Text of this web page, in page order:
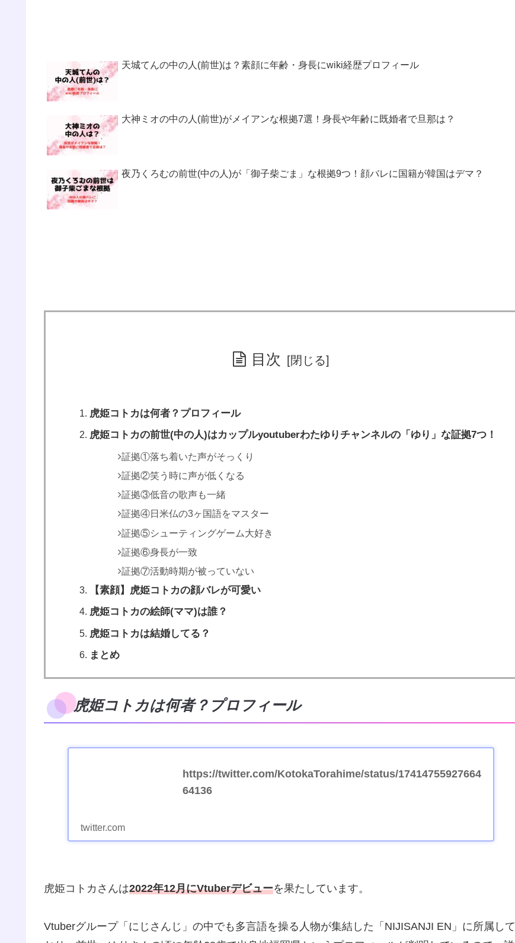
天城てんの中の人(前世)は？素顔に年齢・身長にwiki経歴プロフィール
大神ミオの中の人(前世)がメイアンな根拠7選！身長や年齢に既婚者で旦那は？
夜乃くろむの前世(中の人)が「御子柴ごま」な根拠9つ！顔バレに国籍が韓国はデマ？
目次
虎姫コトカは何者？プロフィール
虎姫コトカの前世(中の人)はカップルyoutuberわたゆりチャンネルの「ゆり」な証拠7つ！
証拠①落ち着いた声がそっくり
証拠②笑う時に声が低くなる
証拠③低音の歌声も一緒
証拠④日米仏の3ヶ国語をマスター
証拠⑤シューティングゲーム大好き
証拠⑥身長が一致
証拠⑦活動時期が被っていない
【素顔】虎姫コトカの顔バレが可愛い
虎姫コトカの絵師(ママ)は誰？
虎姫コトカは結婚してる？
まとめ
虎姫コトカは何者？プロフィール
https://twitter.com/KotokaTorahime/status/17414755927664
64136
twitter.com
虎姫コトカさんは2022年12月にVtuberデビューを果たしています。
Vtuberグループ「にじさんじ」の中でも多言語を操る人物が集結した「NIJISANJI EN」に所属して